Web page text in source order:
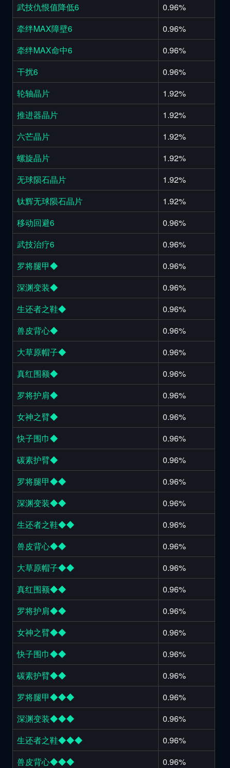
武技仇恨值降低6
0.96%
牵绊MAX障壁6
0.96%
牵绊MAX命中6
0.96%
干扰6
0.96%
轮轴晶片
1.92%
推进器晶片
1.92%
六芒晶片
1.92%
螺旋晶片
1.92%
无球陨石晶片
1.92%
钛辉无球陨石晶片
1.92%
移动回避6
0.96%
武技治疗6
0.96%
罗将腿甲◆
0.96%
深渊变装◆
0.96%
生还者之鞋◆
0.96%
兽皮背心◆
0.96%
大草原帽子◆
0.96%
真红围额◆
0.96%
罗将护肩◆
0.96%
女神之臂◆
0.96%
快子围巾◆
0.96%
碳素护臂◆
0.96%
罗将腿甲◆◆
0.96%
深渊变装◆◆
0.96%
生还者之鞋◆◆
0.96%
兽皮背心◆◆
0.96%
大草原帽子◆◆
0.96%
真红围额◆◆
0.96%
罗将护肩◆◆
0.96%
女神之臂◆◆
0.96%
快子围巾◆◆
0.96%
碳素护臂◆◆
0.96%
罗将腿甲◆◆◆
0.96%
深渊变装◆◆◆
0.96%
生还者之鞋◆◆◆
0.96%
兽皮背心◆◆◆
0.96%